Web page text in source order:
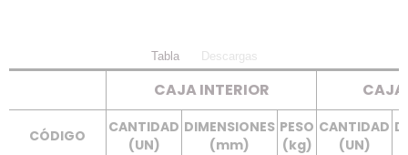
Tabla Descargas
CAJA INTERIOR CAJA
CÓDIGO
CANTIDAD
(UN)
DIMENSIONES
(mm)
PESO
(kg)
CANTIDAD
(UN)